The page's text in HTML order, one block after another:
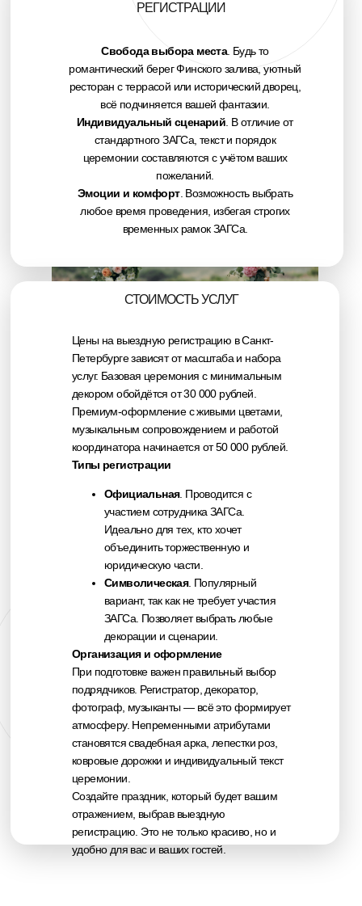
РЕГИСТРАЦИИ
СТОИМОСТЬ УСЛУГ
Цены на выездную регистрацию в Санкт-
Петербурге зависят от масштаба и набора
услуг. Базовая церемония с минимальным
декором обойдётся от 30 000 рублей.
Премиум-оформление с живыми цветами,
музыкальным сопровождением и работой
координатора начинается от 50 000 рублей.
Типы регистрации
Официальная. Проводится с
участием сотрудника ЗАГСа.
Идеально для тех, кто хочет
объединить торжественную и
юридическую части.
Символическая. Популярный
вариант, так как не требует участия
ЗАГСа. Позволяет выбрать любые
декорации и сценарии.
Организация и оформление
При подготовке важен правильный выбор
подрядчиков. Регистратор, декоратор,
фотограф, музыканты — всё это формирует
атмосферу. Непременными атрибутами
становятся свадебная арка, лепестки роз,
ковровые дорожки и индивидуальный текст
церемонии.
Создайте праздник, который будет вашим
отражением, выбрав выездную
регистрацию. Это не только красиво, но и
удобно для вас и ваших гостей.
Свобода выбора места. Будь то
романтический берег Финского залива, уютный
ресторан с террасой или исторический дворец,
всё подчиняется вашей фантазии.
Индивидуальный сценарий . В отличие от
стандартного ЗАГСа, текст и порядок
церемонии составляются с учётом ваших
пожеланий.
Эмоции и комфорт. Возможность выбрать
любое время проведения, избегая строгих
временных рамок ЗАГСа.
СЕРВИРОВКА
АЛЬТЕРНАТИВНЫЙ ДЕКОР
(ветки свечи сухоцветы мох
КОМПОЗИЦИИ
ВАРИАНТЫ
УКРАШЕНИЙ.
Основные элементы декорирования свадеб в
Мы предлагаем эксклюзивный реквизит, который
поможет сделать вашу свадьбу особенной.